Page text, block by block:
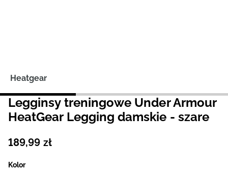
Heatgear
Legginsy treningowe Under Armour
HeatGear Legging damskie - szare
189,99 zł
Kolor